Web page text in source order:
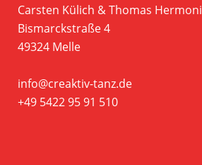
Carsten Külich & Thomas Hermoni
Bismarckstraße 4
49324 Melle
info@creaktiv-tanz.de
+49 5422 95 91 510